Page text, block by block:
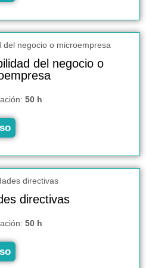
del negocio o
50 h
directivas
50 h